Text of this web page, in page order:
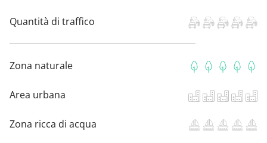
Quantità di traffico
Zona naturale
Area urbana
Zona ricca di acqua